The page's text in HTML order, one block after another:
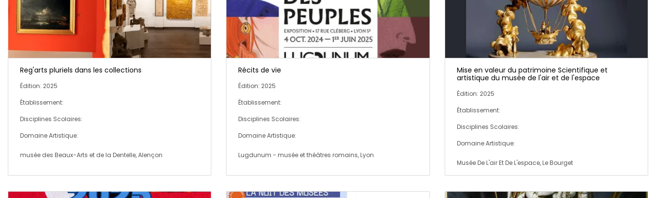
Reg'arts pluriels dans les collections
Édition: 2025
Établissement:
Disciplines Scolaires:
Domaine Artistique:
musée des Beaux-Arts et de la Dentelle, Alençon
Récits de vie
Édition: 2025
Établissement:
Disciplines Scolaires:
Domaine Artistique:
Lugdunum - musée et théâtres romains, Lyon
Mise en valeur du patrimoine Scientifique et
artistique du musée de l'air et de l'espace
Édition: 2025
Établissement:
Disciplines Scolaires:
Domaine Artistique:
Musée De L'air Et De L'espace, Le Bourget